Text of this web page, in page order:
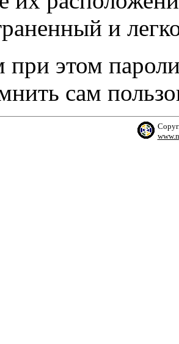
и
при этом
сам